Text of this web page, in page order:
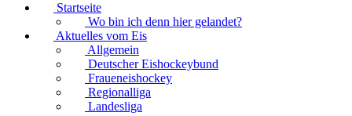
Startseite
Wo bin ich denn hier gelandet?
Aktuelles vom Eis
Allgemein
Deutscher Eishockeybund
Fraueneishockey
Regionalliga
Landesliga